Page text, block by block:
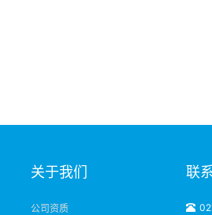
关于我们
公司资质
联